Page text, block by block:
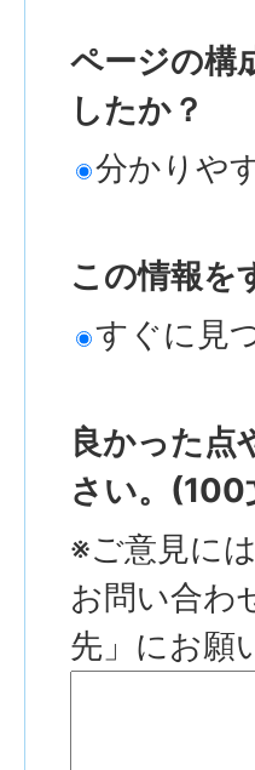
ページの構
したか？
分かりや
この情報を
すぐに見
良かった点
さい。(100
※ご意見に
お問い合わ
先」にお願